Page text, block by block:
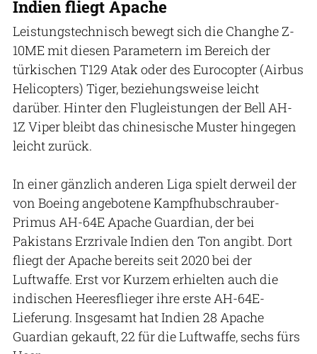
Indien fliegt Apache
Leistungstechnisch bewegt sich die Changhe Z-
10ME mit diesen Parametern im Bereich der
türkischen T129 Atak oder des Eurocopter (Airbus
Helicopters) Tiger, beziehungsweise leicht
darüber. Hinter den Flugleistungen der Bell AH-
1Z Viper bleibt das chinesische Muster hingegen
leicht zurück.
In einer gänzlich anderen Liga spielt derweil der
von Boeing angebotene Kampfhubschrauber-
Primus AH-64E Apache Guardian, der bei
Pakistans Erzrivale Indien den Ton angibt. Dort
fliegt der Apache bereits seit 2020 bei der
Luftwaffe. Erst vor Kurzem erhielten auch die
indischen Heeresflieger ihre erste AH-64E-
Lieferung. Insgesamt hat Indien 28 Apache
Guardian gekauft, 22 für die Luftwaffe, sechs fürs